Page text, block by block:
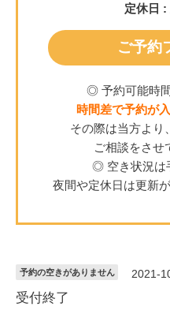
定休日 :
ご予約
◎ 予約可能時
時間差で予約が
その際は当方より
ご相談をさせ
◎ 空き状況は
夜間や定休日は更新
予約の空きがありません 2021-
受付終了